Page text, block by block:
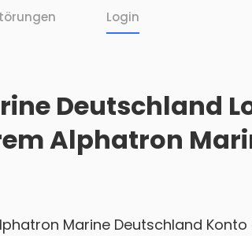
Login
Deutschland
Alphatron
Marine Deutschland